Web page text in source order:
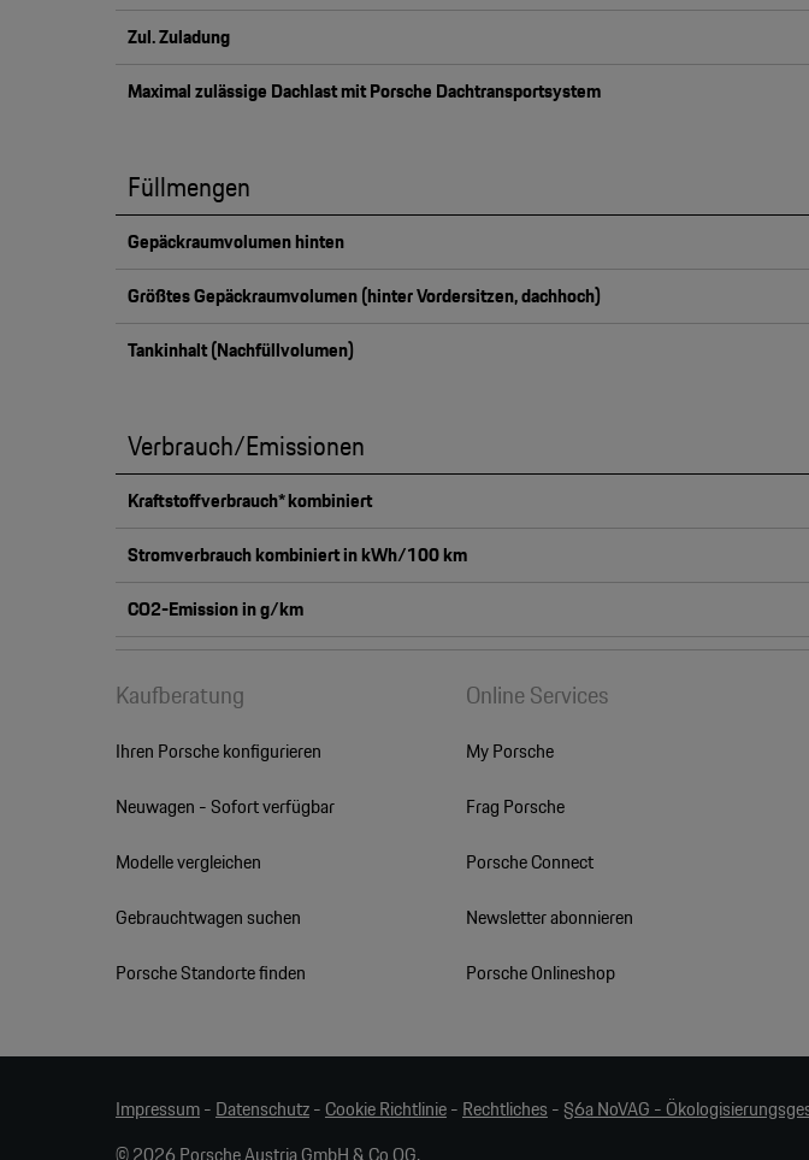
Zul. Zuladung
Maximal zulässige Dachlast mit Porsche Dachtransportsystem
Füllmengen
Gepäckraumvolumen hinten
Größtes Gepäckraumvolumen (hinter Vordersitzen, dachhoch)
Tankinhalt (Nachfüllvolumen)
Verbrauch/Emissionen
Kraftstoffverbrauch* kombiniert
Stromverbrauch kombiniert in kWh/100 km
CO2-Emission in g/km
Kaufberatung
Ihren Porsche konfigurieren
Neuwagen - Sofort verfügbar
Modelle vergleichen
Gebrauchtwagen suchen
Porsche Standorte finden
Online Services
My Porsche
Frag Porsche
Porsche Connect
Newsletter abonnieren
Porsche Onlineshop
Impressum-Datenschutz-Cookie Richtlinie-Rechtliches-§6a NoVAG -